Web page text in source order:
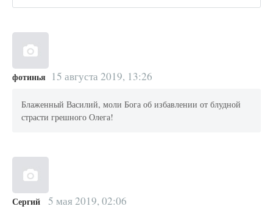
фотинья 15 августа 2019, 13:26
Блаженный Василий, моли Бога об избавлении от блудной
страсти грешного Олега!
Сергий 5 мая 2019, 02:06